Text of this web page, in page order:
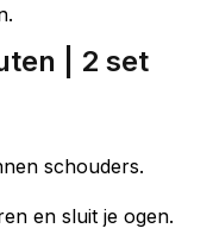
| 2 set
schouders.
en sluit je ogen.